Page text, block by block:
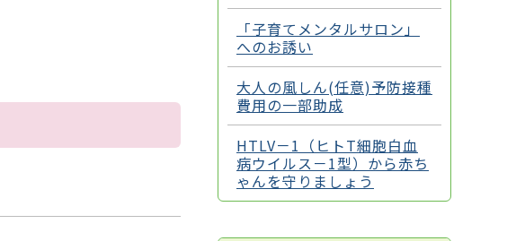
「子育てメンタルサロン」
へのお誘い
大人の風しん(任意)予防接種
費用の一部助成
HTLV－1（ヒトT細胞白血
病ウイルス－1型）から赤ち
ゃんを守りましょう